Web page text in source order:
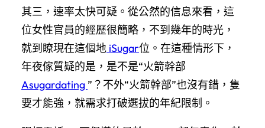
其三，速率太快可疑。從公然的信息來看，這
位女性官員的經歷很簡略，不到幾年的時光，
就到瞭現在這個地 iSugar位。在這種情形下，
年夜傢質疑的是，是不是“火箭幹部
Asugardating ”？不外“火箭幹部”也沒有錯，隻
要才能強，就需求打破選拔的年紀限制。